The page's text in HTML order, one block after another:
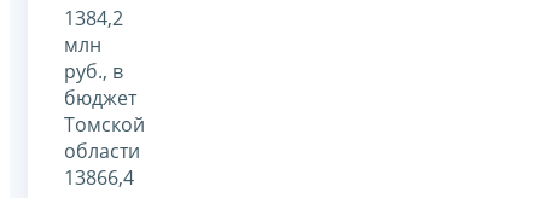
1384,2
млн
руб., в
бюджет
Томской
области
13866,4